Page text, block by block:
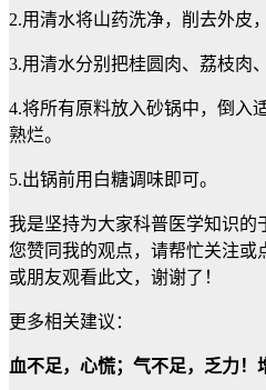
2.用清水将山药洗净，削去外皮
3.用清水分别把桂圆肉、荔枝肉
4.将所有原料放入砂锅中，倒入
熟烂。
5.出锅前用白糖调味即可。
我是坚持为大家科普医学知识的
您赞同我的观点，请帮忙关注或
或朋友观看此文，谢谢了！
更多相关建议：
血不足，心慌；气不足，乏力